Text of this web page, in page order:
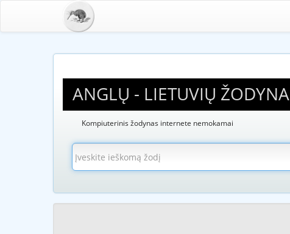
ANGLŲ - LIETUVIŲ
Kompiuterinis žodynas internete nemokamai